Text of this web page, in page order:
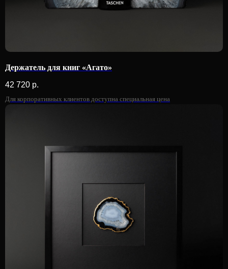
Держатель для книг «Агато»
42 720 р.
Для корпоративных клиентов доступна специальная цена